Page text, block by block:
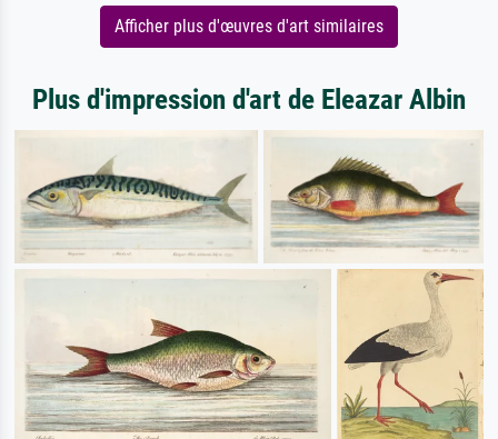
Afficher plus d'œuvres d'art similaires
Plus d'impression d'art de Eleazar Albin